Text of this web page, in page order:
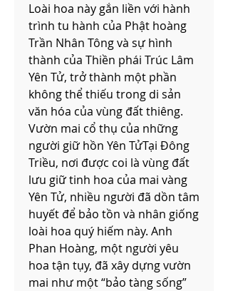
Loài hoa này gắn liền với hành
trình tu hành của Phật hoàng
Trần Nhân Tông và sự hình
thành của Thiền phái Trúc Lâm
Yên Tử, trở thành một phần
không thể thiếu trong di sản
văn hóa của vùng đất thiêng.
Vườn mai cổ thụ của những
người giữ hồn Yên TửTại Đông
Triều, nơi được coi là vùng đất
lưu giữ tinh hoa của mai vàng
Yên Tử, nhiều người đã dồn tâm
huyết để bảo tồn và nhân giống
loài hoa quý hiếm này. Anh
Phan Hoàng, một người yêu
hoa tận tụy, đã xây dựng vườn
mai như một “bảo tàng sống”